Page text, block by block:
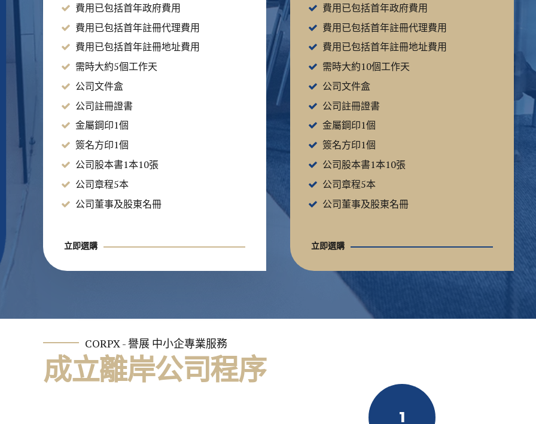
費用已包括首年政府費用
費用已包括首年註冊代理費用
費用已包括首年註冊地址費用
需時大約5個工作天
公司文件盒
公司註冊證書
金屬鋼印1個
簽名方印1個
公司股本書1本10張
公司章程5本
公司董事及股東名冊
立即選購
費用已包括首年政府費用
費用已包括首年註冊代理費用
費用已包括首年註冊地址費用
需時大約10個工作天
公司文件盒
公司註冊證書
金屬鋼印1個
簽名方印1個
公司股本書1本10張
公司章程5本
公司董事及股東名冊
立即選購
CORPX - 譽展 中小企專業服務
成立離岸公司程序
1